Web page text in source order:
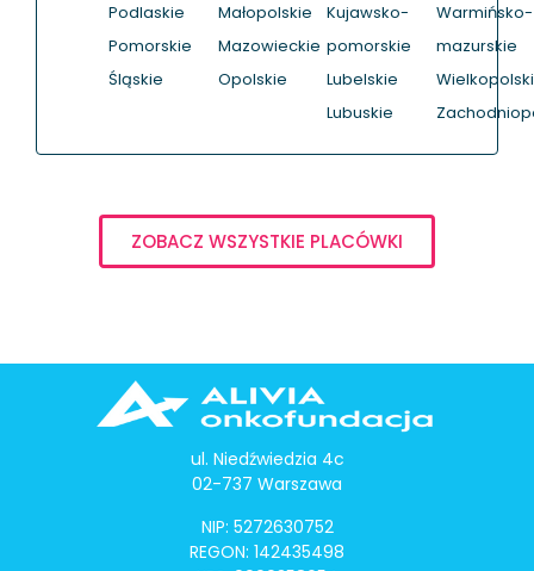
Podlaskie
Pomorskie
Śląskie
Małopolskie
Mazowieckie
Opolskie
Kujawsko-
pomorskie
Lubelskie
Lubuskie
Warmińsko-
mazurskie
ZOBACZ WSZYSTKIE PLACÓWKI
ul. Niedźwiedzia 4c
02-737 Warszawa
NIP: 5272630752
REGON: 142435498